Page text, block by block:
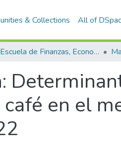
& Collections All of
Escuela de Finanzas, Economía y Gobierno
en el